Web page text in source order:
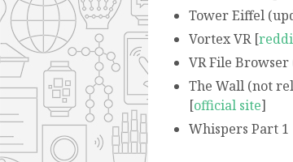
Tower Eiffel
Vortex VR [
VR File
The Wall (not
[official site]
Whispers Part 1